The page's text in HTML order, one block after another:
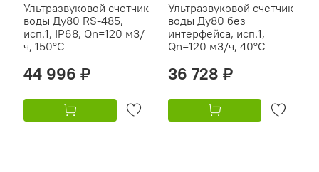
Ультразвуковой счетчик
воды Ду80 RS-485,
исп.1, IP68, Qn=120 м3/
ч, 150°C
44 996 ₽
Ультразвуковой счетчик
воды Ду80 без
интерфейса, исп.1,
Qn=120 м3/ч, 40°C
36 728 ₽